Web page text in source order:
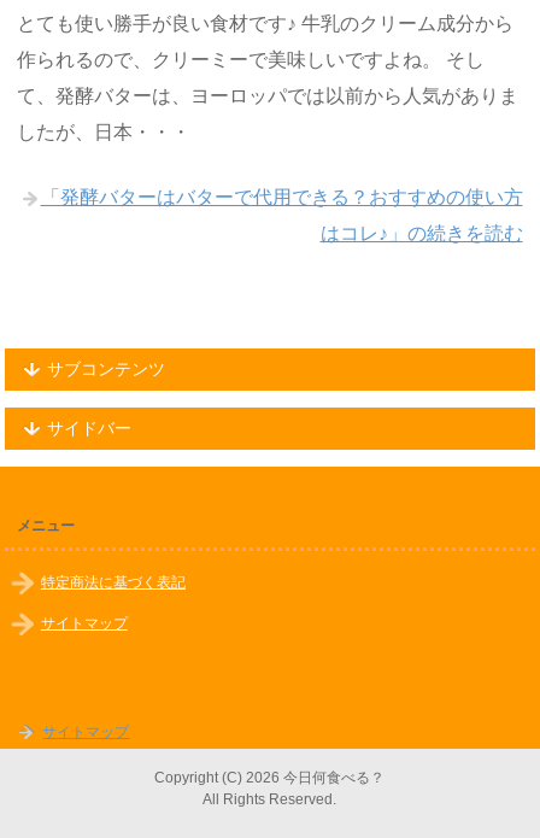
とても使い勝手が良い食材です♪ 牛乳のクリーム成分から
作られるので、クリーミーで美味しいですよね。 そし
て、発酵バターは、ヨーロッパでは以前から人気がありま
したが、日本・・・
「発酵バターはバターで代用できる？おすすめの使い方
はコレ♪」の続きを読む
サブコンテンツ
サイドバー
メニュー
特定商法に基づく表記
サイトマップ
サイトマップ
Copyright (C) 2026 今日何食べる？
All Rights Reserved.